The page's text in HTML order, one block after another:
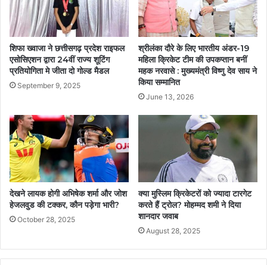
शिफा ख्वाजा ने छत्तीसगढ़ प्रदेश राइफल
एसोसिएशन द्वारा 24वीं राज्य शूटिंग
प्रतियोगिता मे जीता दो गोल्ड मैडल
September 9, 2025
श्रीलंका दौरे के लिए भारतीय अंडर-19
महिला क्रिकेट टीम की उपकप्तान बनीं
महक नरवासे : मुख्यमंत्री विष्णु देव साय ने
किया सम्मानित
June 13, 2026
देखने लायक होगी अभिषेक शर्मा और जोश
हेजलवुड की टक्कर, कौन पड़ेगा भारी?
October 28, 2025
क्या मुस्लिम क्रिकेटरों को ज्यादा टारगेट
करते हैं ट्रोल? मोहम्मद शमी ने दिया
शानदार जवाब
August 28, 2025